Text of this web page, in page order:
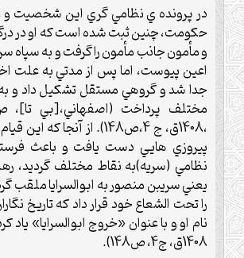
در پرونده ي نظامي گري اين شخصيت و
حکومت، چنين ثبت شده است که او در
و مأمون جانب مأمون را گرفت و به سپاه
اعين پيوست، اما پس از مدتي به علت
جدا شد و گروهي مستقل تشکيل داد و
،1408ق، ج 4،ص148). از آنجا
پيروزي هايي دست يافت و باعث
نظامي (سريه)به نقاط مختلف گرديد،
يعني سريبن منصور به ابوالسرايا ملقب
را تحت الشعاع خود قرار داد که تاريخ
نام او و با عنوان «خروج ابوالسرايا» ياد
1408ق، ج4، ص148).